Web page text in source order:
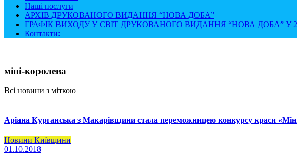
Наші послуги
АРХІВ ДРУКОВАНОГО ВИДАННЯ “НОВА ДОБА”
ГРАФІК ВИХОДУ У СВІТ ДРУКОВАНОГО ВИДАННЯ “НОВА ДОБА” У
Контакти:
міні-королева
Всі новини з міткою
Аріана Курганська з Макарівщини стала переможницею конкурсу краси
Новини Київщини
01.10.2018